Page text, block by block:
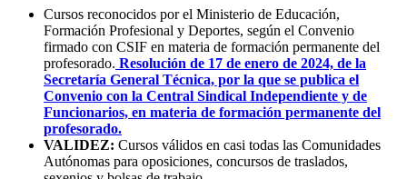
Cursos reconocidos por el Ministerio de Educación,
Formación Profesional y Deportes, según el Convenio
firmado con CSIF en materia de formación permanente del
profesorado. Resolución de 17 de enero de 2024, de la
Secretaría General Técnica, por la que se publica el
Convenio con la Central Sindical Independiente y de
Funcionarios, en materia de formación permanente del
profesorado.
VALIDEZ: Cursos válidos en casi todas las Comunidades
Autónomas para oposiciones, concursos de traslados,